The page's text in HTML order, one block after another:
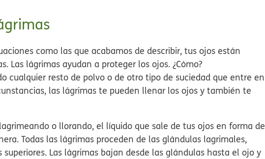
como las que acabamos de describir, tus ojos están
Las lágrimas ayudan a proteger los ojos. ¿Cómo?
cualquier resto de polvo o de otro tipo de suciedad que entre en
las lágrimas te pueden llenar los ojos y también te
o llorando, el líquido que sale de tus ojos en forma de
Todas las lágrimas proceden de las glándulas lagrimales,
Las lágrimas bajan desde las glándulas hasta el ojo y